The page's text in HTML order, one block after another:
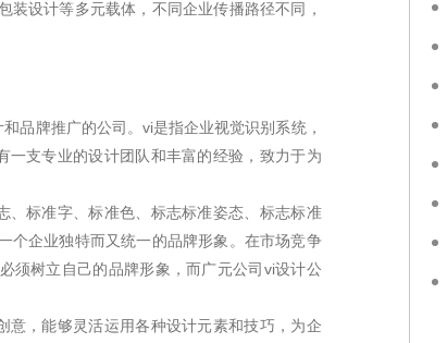
设计等多元载体，不同企业传播路径不同，
品牌推广的公司。vi是指企业视觉识别系统，
一支专业的设计团队和丰富的经验，致力于为
、标准字、标准色、标志标准姿态、标志标准
个企业独特而又统一的品牌形象。在市场竞争
须树立自己的品牌形象，而广元公司vi设计公
意，能够灵活运用各种设计元素和技巧，为企